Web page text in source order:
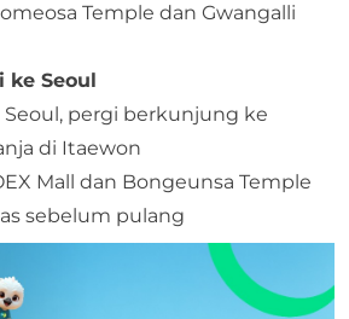
Temple dan Gwangalli
ke Seoul
Seoul, pergi berkunjung ke
di Itaewon
Mall dan Bongeunsa Temple
sebelum pulang